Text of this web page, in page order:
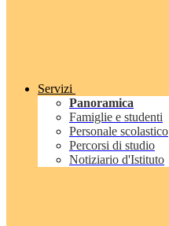
Servizi
Panoramica
Famiglie e studenti
Personale scolastico
Percorsi di studio
Notiziario d'Istituto